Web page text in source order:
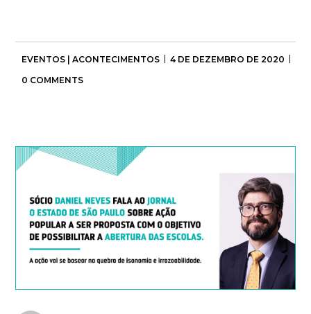
EVENTOS | ACONTECIMENTOS
4 DE DEZEMBRO DE 2020
0 COMMENTS